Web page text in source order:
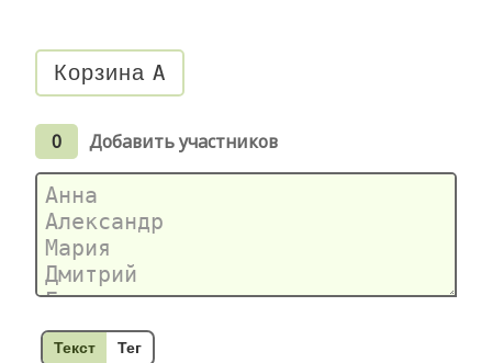
Корзина A
0 Добавить участников
Текст Тег